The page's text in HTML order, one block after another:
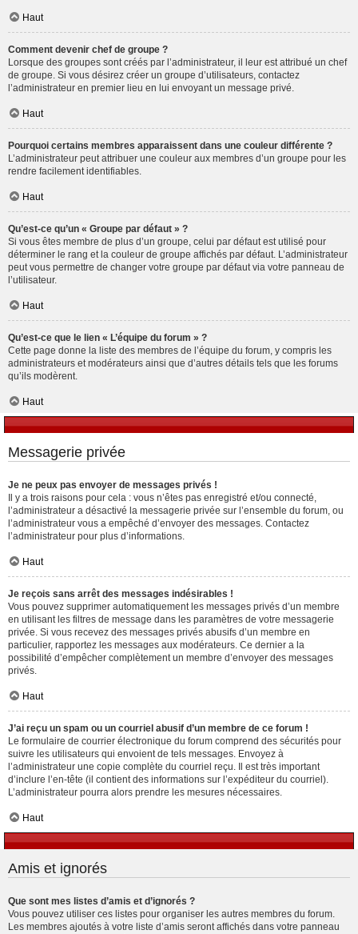
Haut
Comment devenir chef de groupe ?
Lorsque des groupes sont créés par l’administrateur, il leur est attribué un chef
de groupe. Si vous désirez créer un groupe d’utilisateurs, contactez
l’administrateur en premier lieu en lui envoyant un message privé.
Haut
Pourquoi certains membres apparaissent dans une couleur différente ?
L’administrateur peut attribuer une couleur aux membres d’un groupe pour les
rendre facilement identifiables.
Haut
Qu’est-ce qu’un « Groupe par défaut » ?
Si vous êtes membre de plus d’un groupe, celui par défaut est utilisé pour
déterminer le rang et la couleur de groupe affichés par défaut. L’administrateur
peut vous permettre de changer votre groupe par défaut via votre panneau de
l’utilisateur.
Haut
Qu’est-ce que le lien « L’équipe du forum » ?
Cette page donne la liste des membres de l’équipe du forum, y compris les
administrateurs et modérateurs ainsi que d’autres détails tels que les forums
qu’ils modèrent.
Haut
Messagerie privée
Je ne peux pas envoyer de messages privés !
Il y a trois raisons pour cela : vous n’êtes pas enregistré et/ou connecté,
l’administrateur a désactivé la messagerie privée sur l’ensemble du forum, ou
l’administrateur vous a empêché d’envoyer des messages. Contactez
l’administrateur pour plus d’informations.
Haut
Je reçois sans arrêt des messages indésirables !
Vous pouvez supprimer automatiquement les messages privés d’un membre
en utilisant les filtres de message dans les paramètres de votre messagerie
privée. Si vous recevez des messages privés abusifs d’un membre en
particulier, rapportez les messages aux modérateurs. Ce dernier a la
possibilité d’empêcher complètement un membre d’envoyer des messages
privés.
Haut
J’ai reçu un spam ou un courriel abusif d’un membre de ce forum !
Le formulaire de courrier électronique du forum comprend des sécurités pour
suivre les utilisateurs qui envoient de tels messages. Envoyez à
l’administrateur une copie complète du courriel reçu. Il est très important
d’inclure l’en-tête (il contient des informations sur l’expéditeur du courriel).
L’administrateur pourra alors prendre les mesures nécessaires.
Haut
Amis et ignorés
Que sont mes listes d’amis et d’ignorés ?
Vous pouvez utiliser ces listes pour organiser les autres membres du forum.
Les membres ajoutés à votre liste d’amis seront affichés dans votre panneau